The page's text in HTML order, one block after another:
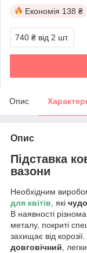
Економія 138 ₴
740 ₴ від 2 шт.
Опис
Опис
Підставка
вазони
Необхідним
для квітів, які
В наявності
металу, покриті
захищає від
довговічний,